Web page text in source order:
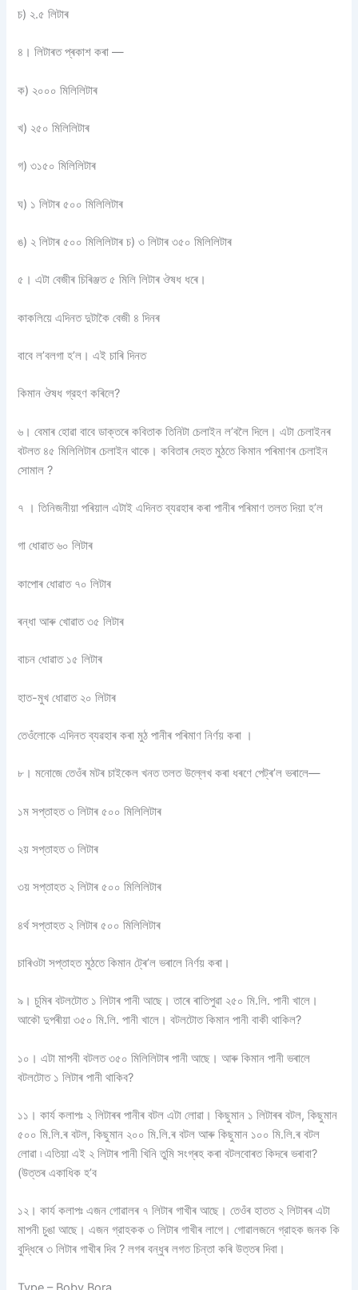
চ) ২.৫ লিটাৰ
৪। লিটাৰত প্ৰকাশ কৰা —
ক) ২০০০ মিলিলিটাৰ
খ) ২৫০ মিলিলিটাৰ
গ) ৩১৫০ মিলিলিটাৰ
ঘ) ১ লিটাৰ ৫০০ মিলিলিটাৰ
ঙ) ২ লিটাৰ ৫০০ মিলিলিটাৰ চ) ৩ লিটাৰ ৩৫০ মিলিলিটাৰ
৫। এটা বেজীৰ চিৰিঞ্জত ৫ মিলি লিটাৰ ঔষধ ধৰে।
কাকলিয়ে এদিনত দুটাকৈ বেজী ৪ দিনৰ
বাবে ল’বলগা হ’ল। এই চাৰি দিনত
কিমান ঔষধ গ্রহণ কৰিলে?
৬। বেমাৰ হোৱা বাবে ডাক্তৰে কবিতাক তিনিটা চেলাইন ল’বলৈ দিলে। এটা চেলাইনৰ
বটলত ৪৫ মিলিলিটাৰ চেলাইন থাকে। কবিতাৰ দেহত মুঠতে কিমান পৰিমাণৰ চেলাইন
সোমাল ?
৭ । তিনিজনীয়া পৰিয়াল এটাই এদিনত ব্যৱহাৰ কৰা পানীৰ পৰিমাণ তলত দিয়া হ’ল
গা ধোৱাত ৬০ লিটাৰ
কাপোৰ ধোৱাত ৭০ লিটাৰ
ৰন্ধা আৰু খোৱাত ৩৫ লিটাৰ
বাচন ধোৱাত ১৫ লিটাৰ
হাত-মুখ ধোৱাত ২০ লিটাৰ
তেওঁলোকে এদিনত ব্যৱহাৰ কৰা মুঠ পানীৰ পৰিমাণ নির্ণয় কৰা ।
৮। মনোজে তেওঁৰ মটৰ চাইকেল খনত তলত উল্লেখ কৰা ধৰণে পেট্ৰ’ল ভৰালে—
১ম সপ্তাহত ৩ লিটাৰ ৫০০ মিলিলিটাৰ
২য় সপ্তাহত ৩ লিটাৰ
৩য় সপ্তাহত ২ লিটাৰ ৫০০ মিলিলিটাৰ
৪র্থ সপ্তাহত ২ লিটাৰ ৫০০ মিলিলিটাৰ
চাৰিওটা সপ্তাহত মুঠতে কিমান ট্ৰে’ল ভৰালে নিৰ্ণয় কৰা।
৯। চুমিৰ বটলটোত ১ লিটাৰ পানী আছে। তাৰে ৰাতিপুৱা ২৫০ মি.লি. পানী খালে।
আকৌ দুপৰীয়া ৩৫০ মি.লি. পানী খালে। বটলটোত কিমান পানী বাকী থাকিল?
১০। এটা মাপনী বটলত ৩৫০ মিলিলিটাৰ পানী আছে। আৰু কিমান পানী ভৰালে
বটলটোত ১ লিটাৰ পানী থাকিব?
১১। কার্য কলাপঃ ২ লিটাৰৰ পানীৰ বটল এটা লোৱা। কিছুমান ১ লিটাৰৰ বটল, কিছুমান
৫০০ মি.লি.ৰ বটল, কিছুমান ২০০ মি.লি.ৰ বটল আৰু কিছুমান ১০০ মি.লি.ৰ বটল
লোৱা ৷ এতিয়া এই ২ লিটাৰ পানী খিনি তুমি সংগ্ৰহ কৰা বটলবোৰত কিদৰে ভৰাবা?
(উত্তৰ একাধিক হ’ব
১২। কার্য কলাপঃ এজন গোৱালৰ ৭ লিটাৰ গাখীৰ আছে। তেওঁৰ হাতত ২ লিটাৰৰ এটা
মাপনী চুঙা আছে। এজন গ্রাহকক ৩ লিটাৰ গাখীৰ লাগে। গোৱালজনে গ্রাহক জনক কি
বুদ্ধিৰে ৩ লিটাৰ গাখীৰ দিব ? লগৰ বন্ধুৰ লগত চিন্তা কৰি উত্তৰ দিবা।